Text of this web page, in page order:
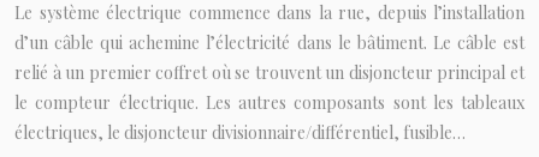
Le système électrique commence dans la rue, depuis l’installation
d’un câble qui achemine l’électricité dans le bâtiment. Le câble est
relié à un premier coffret où se trouvent un disjoncteur principal et
le compteur électrique. Les autres composants sont les tableaux
électriques, le disjoncteur divisionnaire/différentiel, fusible…